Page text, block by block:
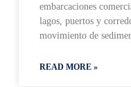
embarcaciones
lagos, puertos y
movimiento de
READ MORE »